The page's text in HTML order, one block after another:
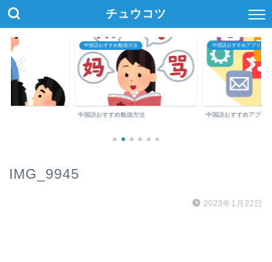
チュウコツ
中国語おすすめ勉強方法
中国語おすすめ勉強方法
中国語おすすめアプリ・参
中国語おすすめアプリ
IMG_9945
2023年1月22日